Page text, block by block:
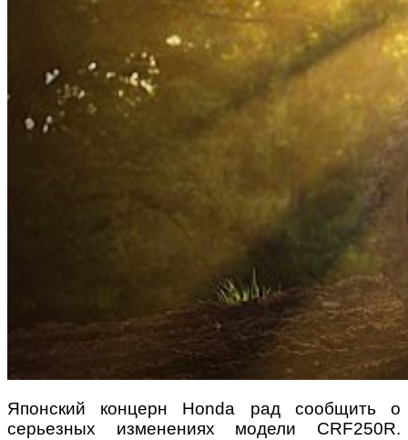
Японский концерн Honda рад сообщить о
серьезных изменениях модели CRF250R.